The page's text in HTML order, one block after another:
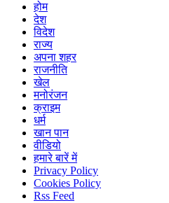
होम
देश
विदेश
राज्य
अपना शहर
राजनीति
खेल
मनोरंजन
क्राइम
धर्म
खान पान
वीडियो
हमारे बारें में
Privacy Policy
Cookies Policy
Rss Feed